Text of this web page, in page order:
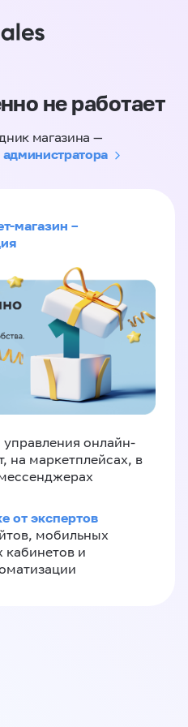
не работает
магазина —
магазин –
онлайн-
на маркетплейсах, в
от экспертов
мобильных
и